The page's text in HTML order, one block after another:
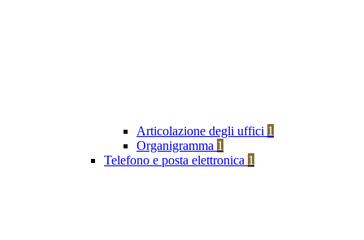
Articolazione degli uffici 1
Organigramma 1
Telefono e posta elettronica 1